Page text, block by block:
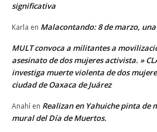
significativa
Karla en Malacontando: 8 de marzo,
MULT convoca a militantes a
asesinato de dos mujeres activista. »
investiga muerte violenta de dos
ciudad de Oaxaca de Juárez
Anahí en Realizan en Yahuiche pinta de
mural del Día de Muertos.